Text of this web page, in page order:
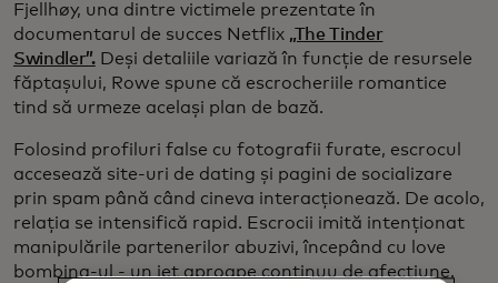
Fjellhøy, una dintre victimele prezentate în
documentarul de succes Netflix „The Tinder
Swindler”.Deși detaliile variază în funcție de resursele
făptașului, Rowe spune că escrocheriile romantice
tind să urmeze același plan de bază.
Folosind profiluri false cu fotografii furate, escrocul
accesează site-uri de dating și pagini de socializare
prin spam până când cineva interacționează. De acolo,
relația se intensifică rapid. Escrocii imită intenționat
manipulările partenerilor abuzivi, începând cu love
bombing-ul - un jet aproape continuu de afecțiune.